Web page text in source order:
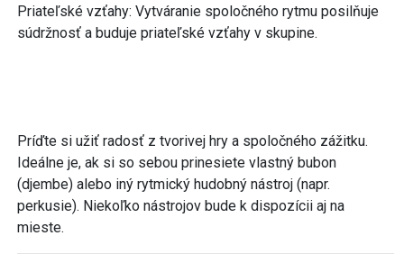
Priateľské vzťahy: Vytváranie spoločného rytmu posilňuje
súdržnosť a buduje priateľské vzťahy v skupine.
Príďte si užiť radosť z tvorivej hry a spoločného zážitku.
Ideálne je, ak si so sebou prinesiete vlastný bubon
(djembe) alebo iný rytmický hudobný nástroj (napr.
perkusie). Niekoľko nástrojov bude k dispozícii aj na
mieste.